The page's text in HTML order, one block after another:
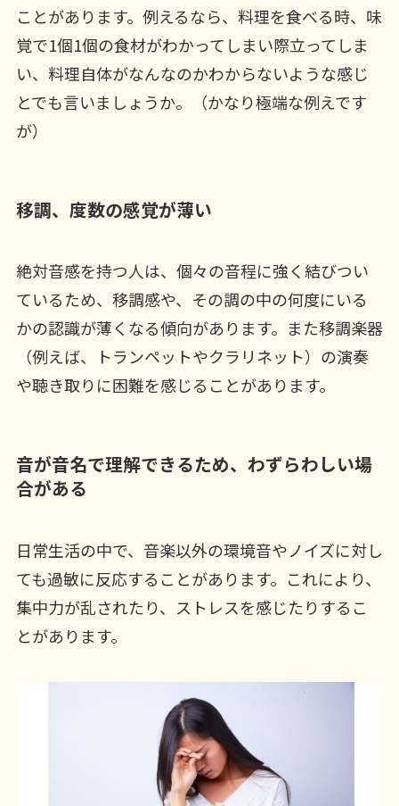
ことがあります。例えるなら、料理を食べる時、味
覚で1個1個の食材がわかってしまい際立ってしま
い、料理自体がなんなのかわからないような感じ
とでも言いましょうか。（かなり極端な例えです
が）
移調、度数の感覚が薄い
絶対音感を持つ人は、個々の音程に強く結びつい
ているため、移調感や、その調の中の何度にいる
かの認識が薄くなる傾向があります。また移調楽器
（例えば、トランペットやクラリネット）の演奏
や聴き取りに困難を感じることがあります。
音が音名で理解できるため、わずらわしい場
合がある
日常生活の中で、音楽以外の環境音やノイズに対し
ても過敏に反応することがあります。これにより、
集中力が乱されたり、ストレスを感じたりするこ
とがあります。